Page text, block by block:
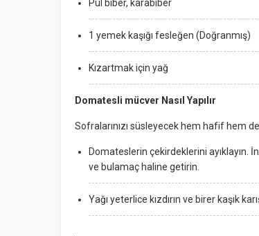
Pul biber, karabiber
1 yemek kaşığı fesleğen (Doğranmış)
Kızartmak için yağ
Domatesli mücver Nasıl Yapılır
Sofralarınızı süsleyecek hem hafif hem
Domateslerin çekirdeklerini ayıklayın.
ve bulamaç haline getirin.
Yağı yeterlice kızdırın ve birer kaşık